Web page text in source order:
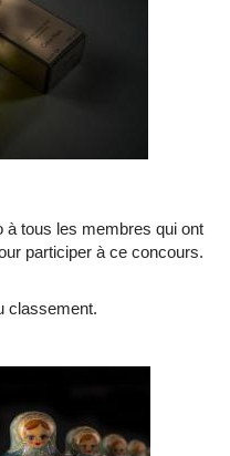
à tous les membres qui ont
participer à ce concours.
classement.